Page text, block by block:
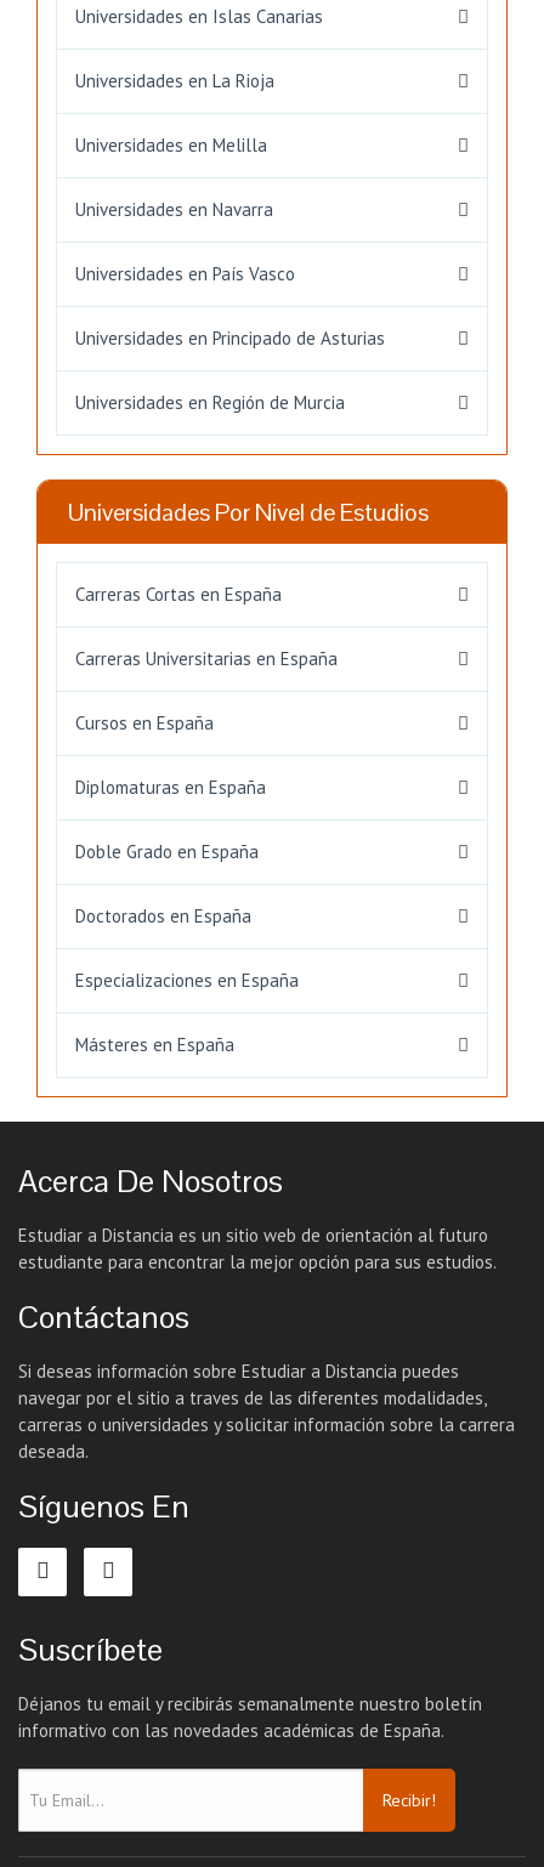
Universidades en Islas Canarias
Universidades en La Rioja
Universidades en Melilla
Universidades en Navarra
Universidades en País Vasco
Universidades en Principado de Asturias
Universidades en Región de Murcia
Universidades Por Nivel de Estudios
Carreras Cortas en España
Carreras Universitarias en España
Cursos en España
Diplomaturas en España
Doble Grado en España
Doctorados en España
Especializaciones en España
Másteres en España
Acerca De Nosotros
Estudiar a Distancia es un sitio web de orientación al futuro
estudiante para encontrar la mejor opción para sus estudios.
Contáctanos
Si deseas información sobre Estudiar a Distancia puedes
navegar por el sitio a traves de las diferentes modalidades,
carreras o universidades y solicitar información sobre la carrera
deseada.
Síguenos En
Suscríbete
Déjanos tu email y recibirás semanalmente nuestro boletín
informativo con las novedades académicas de España.
Recibir!